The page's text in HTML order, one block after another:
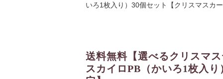
いろ1枚入り）30個セット【クリスマスカ
送料無料【選べるクリスマ
スカイロPB（かいろ1枚入